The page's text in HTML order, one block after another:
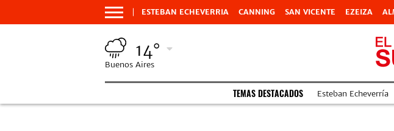
ESTEBAN ECHEVERRIA CANNING SAN VICENTE EZEIZA
14°
Buenos Aires
TEMAS DESTACADOS Esteban Echeverría